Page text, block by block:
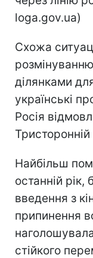
loga.gov.ua)
Схожа
ділянками
українські
Росія
Тристоронній
Найбільш
останній
введення з
припинення
стійкого